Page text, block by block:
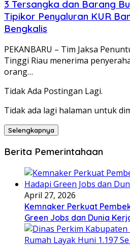
3 Tersangka dan Barang
Tipikor Penyaluran KUR
Bengkalis
PEKANBARU – Tim Jaksa
Tinggi Riau menerima
orang…
Tidak Ada Postingan Lagi.
Tidak ada lagi halaman untuk
Selengkapnya
Berita Pemerintahaan
April 27, 2026
Kemnaker Perkuat
Green Jobs dan Dunia